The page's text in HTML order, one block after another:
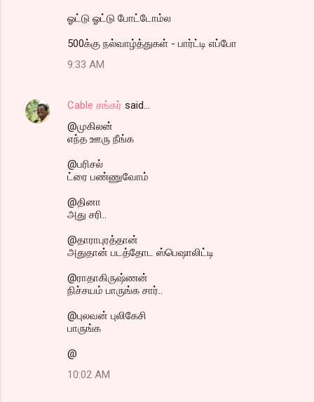
ஓட்டு ஓட்டு போட்டோம்ல
500க்கு நல்வாழ்த்துகள் - பார்ட்டி எப்போ
9:33 AM
Cable சங்கர் said…
@முகிலன்
எந்த ஊரு நீங்க
@பரிசல்
ட்ரை பண்ணுவோம்
@தினா
அது சரி..
@தாராபுரத்தான்
அதுதான் படத்தோட ஸ்பெஷாலிட்டி
@ராதாகிருஷ்ணன்
நிச்சயம் பாருங்க சார்..
@புலவன் புலிகேசி
பாருங்க
@
10:02 AM